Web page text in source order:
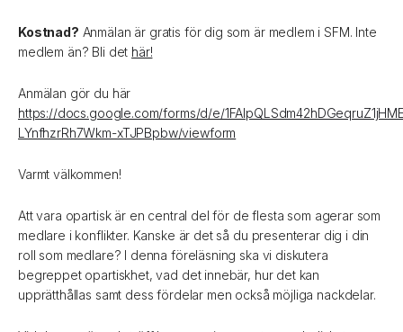
Kostnad? Anmälan är gratis för dig som är medlem i SFM. Inte
medlem än? Bli det här!
Anmälan gör du här
https://docs.google.com/forms/d/e/
LYnfhzrRh7Wkm-xTJPBpbw/viewform
Varmt välkommen!
Att vara opartisk är en central del för de flesta som agerar som
medlare i konflikter. Kanske är det så du presenterar dig i din
roll som medlare? I denna föreläsning ska vi diskutera
begreppet opartiskhet, vad det innebär, hur det kan
upprätthållas samt dess fördelar men också möjliga nackdelar.